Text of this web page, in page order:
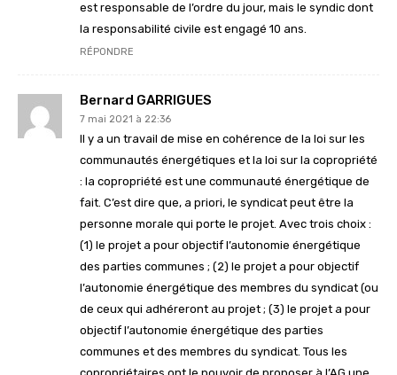
est responsable de l’ordre du jour, mais le syndic dont
la responsabilité civile est engagé 10 ans.
RÉPONDRE
Bernard GARRIGUES
7 mai 2021 à 22:36
Il y a un travail de mise en cohérence de la loi sur les
communautés énergétiques et la loi sur la copropriété
: la copropriété est une communauté énergétique de
fait. C’est dire que, a priori, le syndicat peut être la
personne morale qui porte le projet. Avec trois choix :
(1) le projet a pour objectif l’autonomie énergétique
des parties communes ; (2) le projet a pour objectif
l’autonomie énergétique des membres du syndicat (ou
de ceux qui adhéreront au projet ; (3) le projet a pour
objectif l’autonomie énergétique des parties
communes et des membres du syndicat. Tous les